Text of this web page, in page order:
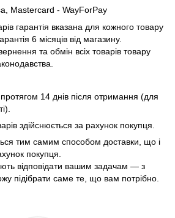
Mastercard - WayForPay
гарантія вказана для кожного товару
6 місяців від магазину.
та обмін всіх товарів товару
14 днів після отримання (для
здійснюється за рахунок покупця.
тим самим способом доставки, що і
покупця.
відповідати вашим задачам — з
підібрати саме те, що вам потрібно.